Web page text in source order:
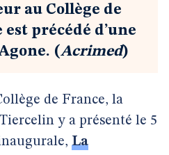
au Collège de
précédé d’une
(Acrimed)
de France, la
y a présenté le 5
La